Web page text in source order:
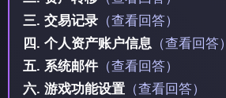
三. 交易记录（查看回答）
四. 个人资产账户信息（查看回答）
五. 系统邮件（查看回答）
六. 游戏功能设置（查看回答）